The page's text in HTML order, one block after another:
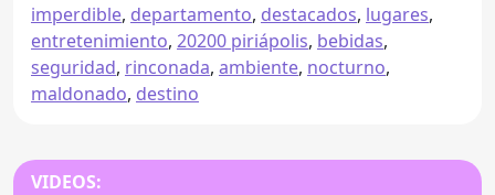
imperdible, departamento, destacados, lugares,
entretenimiento, 20200 piriápolis, bebidas,
seguridad, rinconada, ambiente, nocturno,
maldonado, destino
VIDEOS: